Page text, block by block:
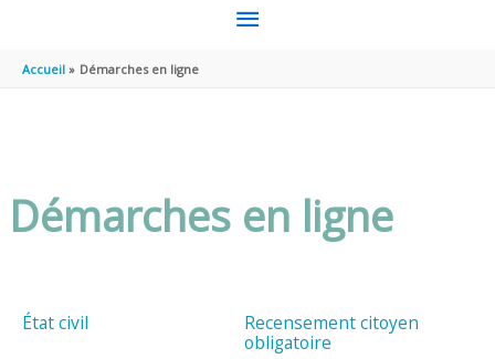
MENU
Accueil Démarches en ligne
Démarches en ligne
État civil
Recensement citoyen
obligatoire